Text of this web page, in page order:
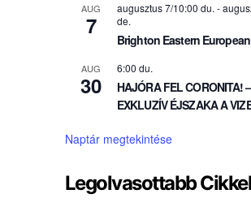
AUG
7
augusztus 7/10:00 du. -
de.
Brighton Eastern
AUG
30
6:00 du.
HAJÓRA FEL CORONITA!
EXKLUZÍV ÉJSZAKA A
Naptár megtekintése
Legolvasottabb